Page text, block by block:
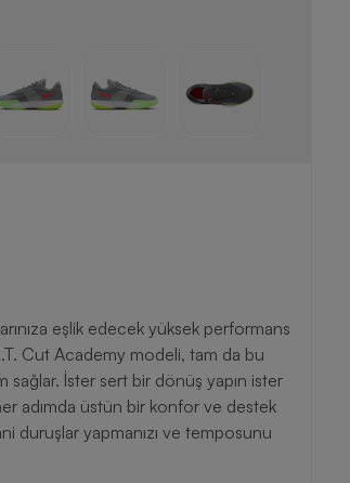
eşlik edecek yüksek performans
Cut Academy modeli, tam da bu
sağlar. İster sert bir dönüş yapın ister
adımda üstün bir konfor ve destek
duruşlar yapmanızı ve temposunu